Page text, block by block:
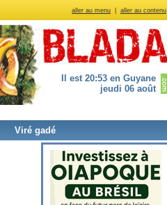
aller au menu aller au contenu
Il est 20:53 en Guyane
jeudi 06 août
Viré gadé